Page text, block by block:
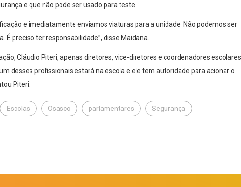
e que não pode ser usado para teste.
e imediatamente enviamos viaturas para a unidade. Não podemos ser
É preciso ter responsabilidade”, disse Maidana.
Cláudio Piteri, apenas diretores, vice-diretores e coordenadores escolares
desses profissionais estará na escola e ele tem autoridade para acionar o
Piteri.
Escolas Osasco parlamentares Segurança